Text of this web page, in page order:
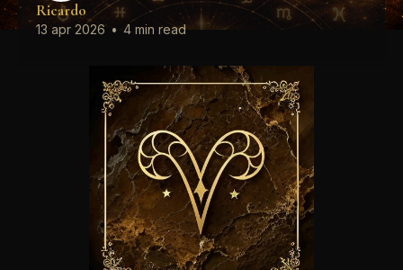
Ricardo
13 apr 2026 • 4 min read